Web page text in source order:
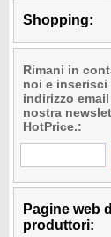
Shopping:
Rimani in
noi e inserisci
indirizzo
nostra
HotPrice.:
Pagine web
produttori: